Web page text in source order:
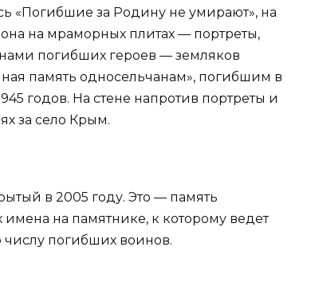
«Погибшие за Родину не умирают», на
на мраморных плитах — портреты,
погибших героев — земляков
память односельчанам», погибшим в
годов. На стене напротив портреты и
за село Крым.
в 2005 году. Это — память
на памятнике, к которому ведет
числу погибших воинов.